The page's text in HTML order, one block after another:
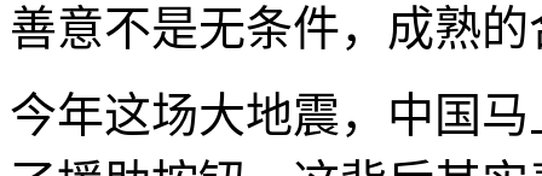
善意不是无条件，成熟
今年这场大地震，中国